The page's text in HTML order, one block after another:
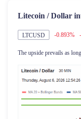
Litecoin / Dollar
LTCUSD -0.893%
The upside prevails as